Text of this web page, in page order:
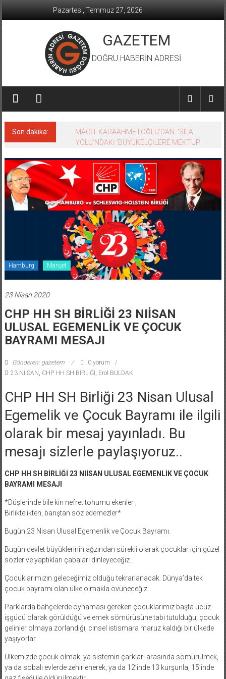
Pazartesi, Temmuz 27, 2026
GAZETEM
DOĞRU HABERİN ADRESİ
Son dakika:
MACİT KARAAHMETOĞLU’DAN ‘SILA
YOLU’NDAKİ ’BÜYÜKELÇİLERE MEKTUP
Hamburg Manşet
23 Nisan 2020
CHP HH SH BİRLİĞİ 23 NIİSAN
ULUSAL EGEMENLİK VE ÇOCUK
BAYRAMI MESAJI
Gönderen: gazetem
0 yorum
23 NIİSAN , CHP HH SH BİRLİĞİ, Erol BULDAK
CHP HH SH Birliği 23 Nisan Ulusal
Egemelik ve Çocuk Bayramı ile ilgili
olarak bir mesaj yayınladı. Bu
mesajı sizlerle paylaşıyoruz..
CHP HH SH BİRLİĞİ 23 NIİSAN ULUSAL EGEMENLİK VE ÇOCUK
BAYRAMI MESAJI
*Düşlerinde bile kin nefret tohumu ekenler ,
Birliktelikten, barıştan söz edemezler*
Bugün 23 Nisan Ulusal Egemenlik ve Çocuk Bayramı.
Bugün devlet büyüklerinin ağzından sürekli olarak çocuklar için güzel
sözler ve yaptıkları çabaları dinleyeceğiz.
Çocuklarımızın geleceğimiz olduğu tekrarlanacak. Dünya’da tek
çocuk bayramı olan ülke olmakla övüneceğiz.
Parklarda bahçelerde oynaması gereken çocuklarımız başta ucuz
işgücü olarak görüldüğü ve emek sömürüsüne tabi tutulduğu, çocuk
gelinler olmaya zorlandığı, cinsel istismara maruz kaldığı bir ülkede
yaşıyorlar.
Ülkemizde çocuk olmak, ya sistemin çarkları arasında sömürülmek,
ya da sobalı evlerde zehirlenerek, ya da 12’inde 13 kurşunla, 15’inde